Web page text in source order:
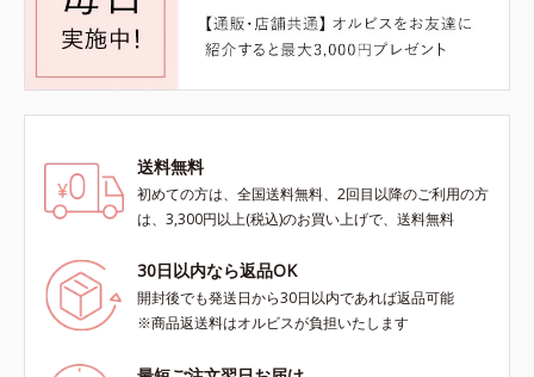
送料無料
初めての方は、全国送料無料、2回目以降のご利用の方
は、3,300円以上(税込)のお買い上げで、送料無料
30日以内なら返品OK
開封後でも発送日から30日以内であれば返品可能
※商品返送料はオルビスが負担いたします